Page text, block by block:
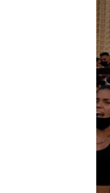
LA REALIDAD DE LA
SER VIEJO EN CUBA
LOS SANTOS DE
DESINFORMACIÓN